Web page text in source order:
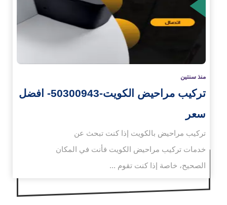
منذ سنتين
تركيب مراحيض الكويت-50300943- افضل
سعر
تركيب مراحيض بالكويت إذا كنت تبحث عن
خدمات تركيب مراحيض الكويت فأنت في المكان
الصحيح، خاصة إذا كنت تقوم ...